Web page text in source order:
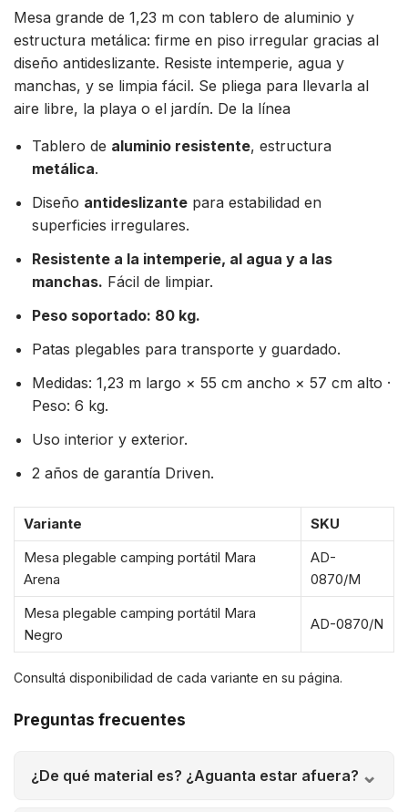
Mesa grande de 1,23 m con tablero de aluminio y
estructura metálica: firme en piso irregular gracias al
diseño antideslizante. Resiste intemperie, agua y
manchas, y se limpia fácil. Se pliega para llevarla al
aire libre, la playa o el jardín. De la línea
Tablero de aluminio resistente, estructura
metálica.
Diseño antideslizante para estabilidad en
superficies irregulares.
Resistente a la intemperie, al agua y a las
manchas. Fácil de limpiar.
Peso soportado: 80 kg.
Patas plegables para transporte y guardado.
Medidas: 1,23 m largo × 55 cm ancho × 57 cm alto ·
Peso: 6 kg.
Uso interior y exterior.
2 años de garantía Driven.
Variante
SKU
Mesa plegable camping portátil Mara
Arena
AD-
0870/M
Mesa plegable camping portátil Mara
Negro
AD-0870/N
Consultá disponibilidad de cada variante en su página.
Preguntas frecuentes
¿De qué material es? ¿Aguanta estar afuera?